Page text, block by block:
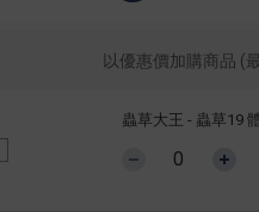
以優惠價加購商品 (
蟲草大王 - 蟲草19